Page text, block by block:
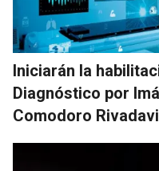
Iniciarán la
Diagnóstico por
Comodoro